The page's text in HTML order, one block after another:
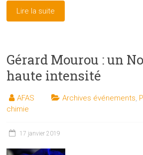
Lire la suite
Gérard Mourou : un
haute intensité
AFAS Archives événements
chimie
17 janvier 2019